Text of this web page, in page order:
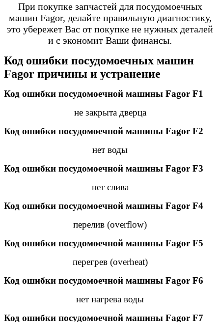
При покупке запчастей для посудомоечных
машин Fagor, делайте правильную диагностику,
это убережет Вас от покупке не нужных деталей
и с экономит Ваши финансы.
Код ошибки посудомоечных машин
Fagor причины и устранение
Код ошибки посудомоечной машины Fagor F1
не закрыта дверца
Код ошибки посудомоечной машины Fagor F2
нет воды
Код ошибки посудомоечной машины Fagor F3
нет слива
Код ошибки посудомоечной машины Fagor F4
перелив (overflow)
Код ошибки посудомоечной машины Fagor F5
перегрев (overheat)
Код ошибки посудомоечной машины Fagor F6
нет нагрева воды
Код ошибки посудомоечной машины Fagor F7